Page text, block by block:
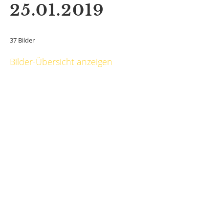
25.01.2019
37 Bilder
Bilder-Übersicht anzeigen